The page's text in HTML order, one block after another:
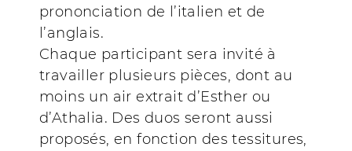
prononciation de l’italien et de
l’anglais.
Chaque participant sera invité à
travailler plusieurs pièces, dont au
moins un air extrait d’Esther ou
d’Athalia. Des duos seront aussi
proposés, en fonction des tessitures,